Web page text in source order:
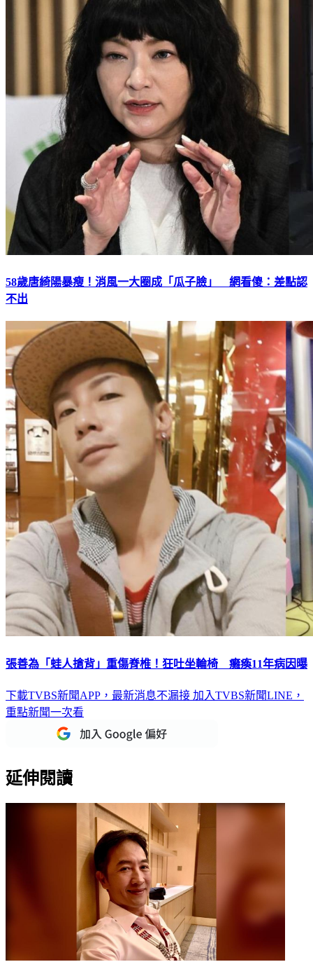
58歲唐綺陽暴瘦！消風一大圈成「瓜子臉」 網看傻：差點認
不出
張善為「蛙人搶背」重傷脊椎！狂吐坐輪椅 癱瘓11年病因曝
下載TVBS新聞APP，最新消息不漏接 加入TVBS新聞LINE，
重點新聞一次看
延伸閱讀